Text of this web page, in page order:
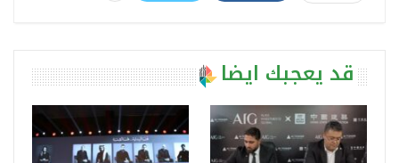
قد يعجبك ايضا